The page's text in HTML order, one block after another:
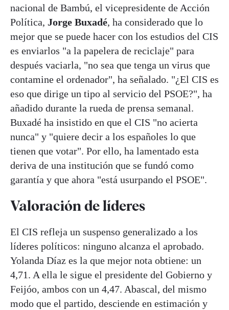
nacional de Bambú, el vicepresidente de Acción
Política, Jorge Buxadé, ha considerado que lo
mejor que se puede hacer con los estudios del CIS
es enviarlos "a la papelera de reciclaje" para
después vaciarla, "no sea que tenga un virus que
contamine el ordenador", ha señalado. "¿El CIS es
eso que dirige un tipo al servicio del PSOE?", ha
añadido durante la rueda de prensa semanal.
Buxadé ha insistido en que el CIS "no acierta
nunca" y "quiere decir a los españoles lo que
tienen que votar". Por ello, ha lamentado esta
deriva de una institución que se fundó como
garantía y que ahora "está usurpando el PSOE".
Valoración de líderes
El CIS refleja un suspenso generalizado a los
líderes políticos: ninguno alcanza el aprobado.
Yolanda Díaz es la que mejor nota obtiene: un
4,71. A ella le sigue el presidente del Gobierno y
Feijóo, ambos con un 4,47. Abascal, del mismo
modo que el partido, desciende en estimación y